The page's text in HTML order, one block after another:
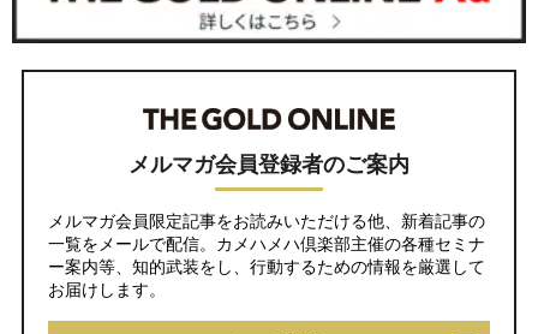
メルマガ会員登録者のご案内
メルマガ会員限定記事をお読みいただける他、新着記事の
一覧をメールで配信。カメハメハ倶楽部主催の各種セミナ
ー案内等、知的武装をし、行動するための情報を厳選して
お届けします。